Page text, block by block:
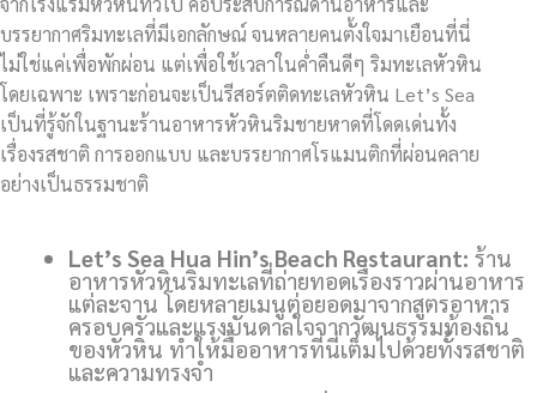
บรรยากาศริมทะเลที่มีเอกลักษณ์ จนหลายคนตั้งใจมาเยือนที่นี่
ไม่ใช่แค่เพื่อพักผ่อน แต่เพื่อใช้เวลาในค่ำคืนดีๆ ริมทะเลหัวหิน
โดยเฉพาะ เพราะก่อนจะเป็นรีสอร์ตติดทะเลหัวหิน Let’s Sea
เป็นที่รู้จักในฐานะร้านอาหารหัวหินริมชายหาดที่โดดเด่นทั้ง
เรื่องรสชาติ การออกแบบ และบรรยากาศโรแมนติกที่ผ่อนคลาย
อย่างเป็นธรรมชาติ
Let’s Sea Hua Hin’s Beach Restaurant: ร้าน
อาหารหัวหินริมทะเลที่ถ่ายทอดเรื่องราวผ่านอาหาร
แต่ละจาน โดยหลายเมนูต่อยอดมาจากสูตรอาหาร
ครอบครัวและแรงบันดาลใจจากวัฒนธรรมท้องถิ่น
ของหัวหิน ทำให้มื้ออาหารที่นี่เต็มไปด้วยทั้งรสชาติ
และความทรงจำ